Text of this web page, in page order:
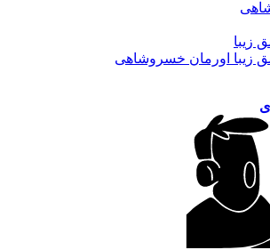
زیبا
زیبا اورمان خسروشاهی